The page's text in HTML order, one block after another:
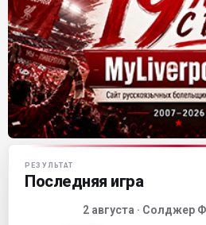
Матч-центр
РЕЗУЛЬТАТ
Последняя игра
2 августа · Солджер